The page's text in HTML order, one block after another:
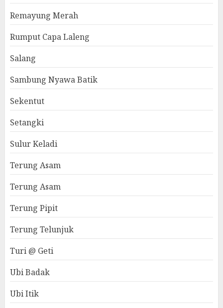
Remayung Merah
Rumput Capa Laleng
Salang
Sambung Nyawa Batik
Sekentut
Setangki
Sulur Keladi
Terung Asam
Terung Asam
Terung Pipit
Terung Telunjuk
Turi @ Geti
Ubi Badak
Ubi Itik